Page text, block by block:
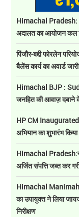
Himachal Pradesh:
अदालत का आयोजन कल
पिंजौर-बद्दी फोरलेन
बैलेंस कार्य का अवार्ड
Himachal BJP :
जनहित की आवाज़ दबाने
HP CM
अभियान का शुभारंभ किया
Himachal
अर्जित संपत्ति जब्त कर
Himachal
का उपायुक्त ने लिया
निरीक्षण